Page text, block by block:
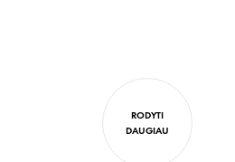
RODYTI
DAUGIAU